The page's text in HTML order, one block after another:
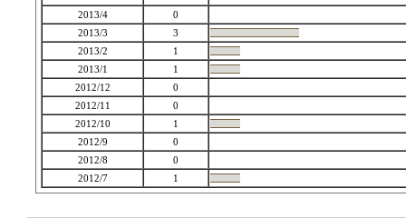
2013/4
0
2013/3
3
2013/2
1
2013/1
1
2012/12
0
2012/11
0
2012/10
1
2012/9
0
2012/8
0
2012/7
1